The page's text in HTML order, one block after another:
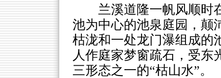
兰溪道隆一帆风顺时
池为中心的池泉庭园，颠
枯泷和一处龙门瀑组成的
人作庭家梦窗疏石，受东
三形态之一的“枯山水”。